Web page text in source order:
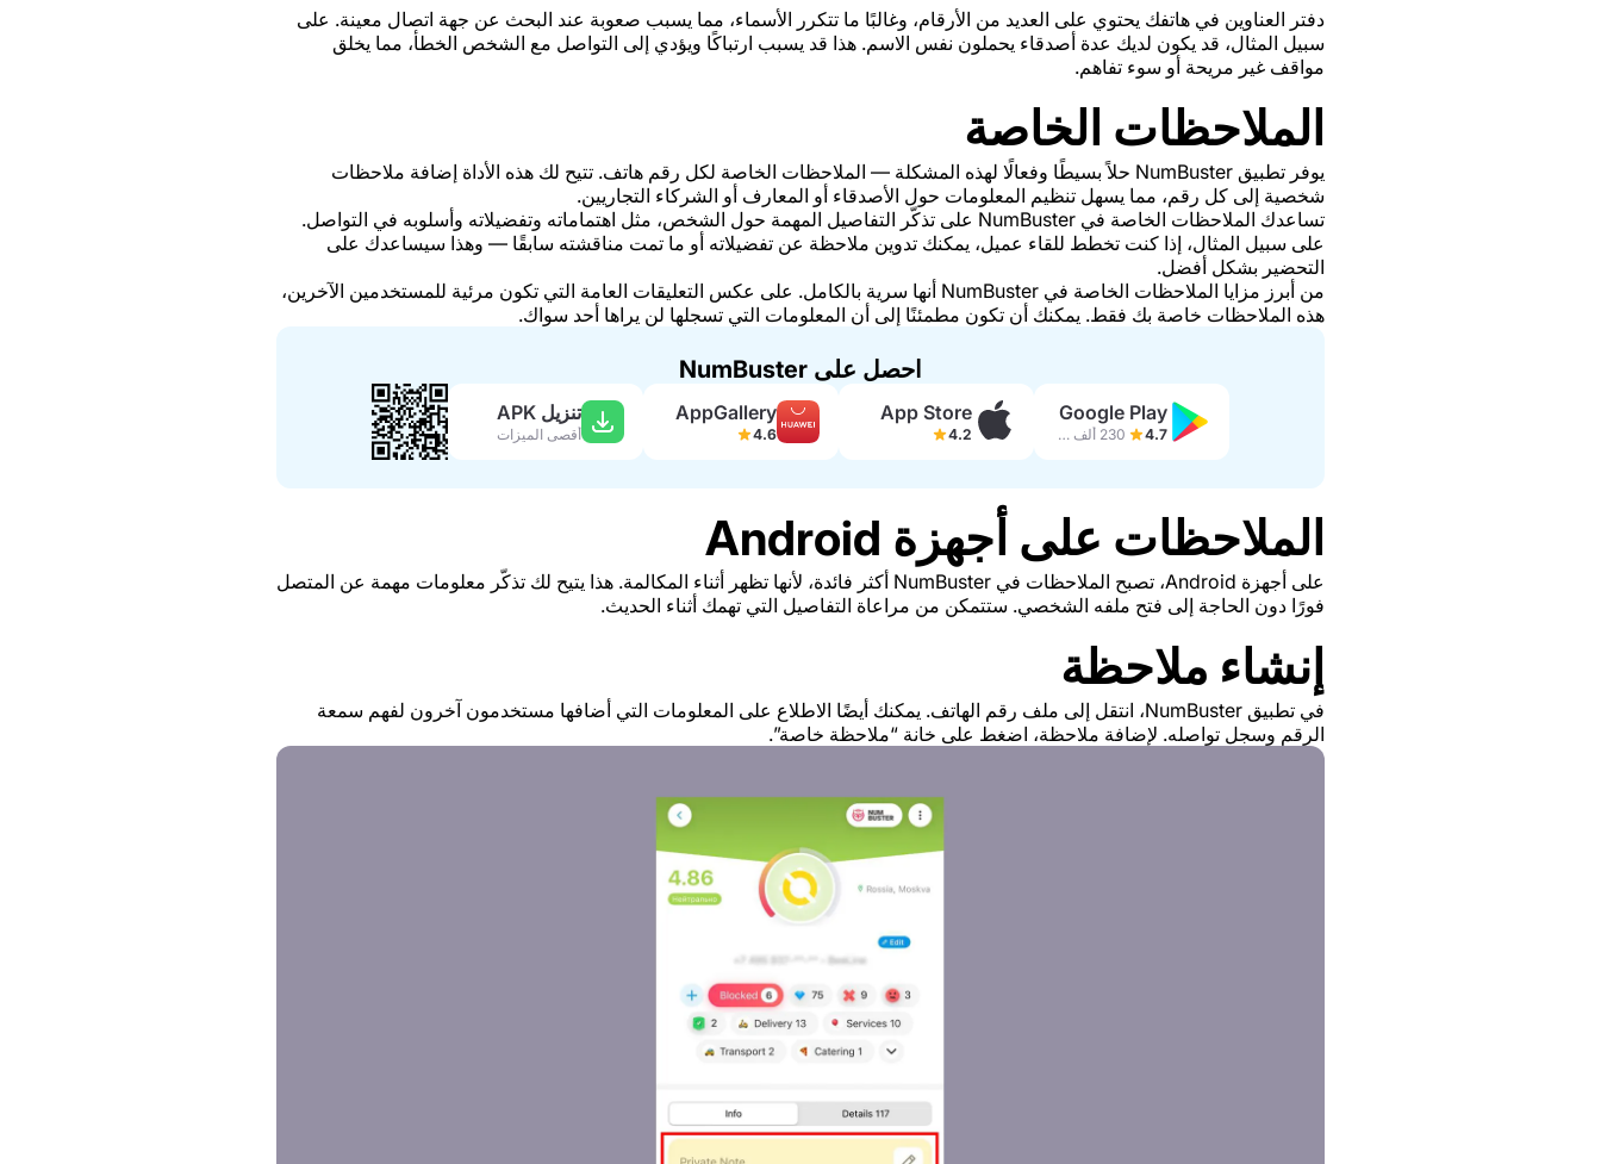
دفتر العناوين في هاتفك يحتوي على العديد من الأرقام، وغالبًا ما تتكرر الأسماء، مما يسبب صعوبة عند البحث عن جهة اتصال معينة. على
سبيل المثال، قد يكون لديك عدة أصدقاء يحملون نفس الاسم. هذا قد يسبب ارتباكًا ويؤدي إلى التواصل مع الشخص الخطأ، مما يخلق
مواقف غير مريحة أو سوء تفاهم.
الملاحظات الخاصة
يوفر تطبيق NumBuster حلاً بسيطًا وفعالًا لهذه المشكلة — الملاحظات الخاصة لكل رقم هاتف. تتيح لك هذه الأداة إضافة ملاحظات
شخصية إلى كل رقم، مما يسهل تنظيم المعلومات حول الأصدقاء أو المعارف أو الشركاء التجاريين.
تساعدك الملاحظات الخاصة في NumBuster على تذكّر التفاصيل المهمة حول الشخص، مثل اهتماماته وتفضيلاته وأسلوبه في التواصل.
على سبيل المثال، إذا كنت تخطط للقاء عميل، يمكنك تدوين ملاحظة عن تفضيلاته أو ما تمت مناقشته سابقًا — وهذا سيساعدك على
التحضير بشكل أفضل.
من أبرز مزايا الملاحظات الخاصة في NumBuster أنها سرية بالكامل. على عكس التعليقات العامة التي تكون مرئية للمستخدمين الآخرين،
هذه الملاحظات خاصة بك فقط. يمكنك أن تكون مطمئنًا إلى أن المعلومات التي تسجلها لن يراها أحد سواك.
احصل على NumBuster
Google Play
4.7 230 ألف مراجعة
App Store
4.2
AppGallery
4.6
تنزيل APK
أقصى الميزات
الملاحظات على أجهزة Android
على أجهزة Android، تصبح الملاحظات في NumBuster أكثر فائدة، لأنها تظهر أثناء المكالمة. هذا يتيح لك تذكّر معلومات مهمة عن المتصل
فورًا دون الحاجة إلى فتح ملفه الشخصي. ستتمكن من مراعاة التفاصيل التي تهمك أثناء الحديث.
إنشاء ملاحظة
في تطبيق NumBuster، انتقل إلى ملف رقم الهاتف. يمكنك أيضًا الاطلاع على المعلومات التي أضافها مستخدمون آخرون لفهم سمعة
الرقم وسجل تواصله. لإضافة ملاحظة، اضغط على خانة “ملاحظة خاصة”.